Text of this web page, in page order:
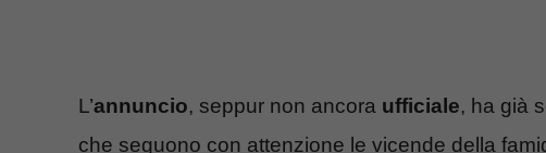
L’annuncio, seppur non ancora ufficiale, ha già
che seguono con attenzione le vicende della